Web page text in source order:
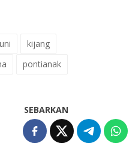
kijang
pontianak
SEBARKAN